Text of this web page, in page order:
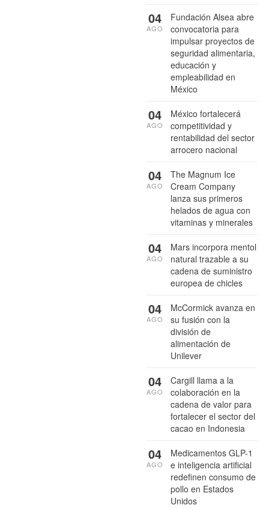
Fundación Alsea abre
convocatoria para
impulsar proyectos de
seguridad alimentaria,
educación y
empleabilidad en
México
04
AGO
México fortalecerá
competitividad y
rentabilidad del sector
arrocero nacional
04
AGO
The Magnum Ice
Cream Company
lanza sus primeros
helados de agua con
vitaminas y minerales
04
AGO
Mars incorpora mentol
natural trazable a su
cadena de suministro
europea de chicles
04
AGO
McCormick avanza en
su fusión con la
división de
alimentación de
Unilever
04
AGO
Cargill llama a la
colaboración en la
cadena de valor para
fortalecer el sector del
cacao en Indonesia
04
AGO
Medicamentos GLP-1
e inteligencia artificial
redefinen consumo de
pollo en Estados
Unidos
04
AGO